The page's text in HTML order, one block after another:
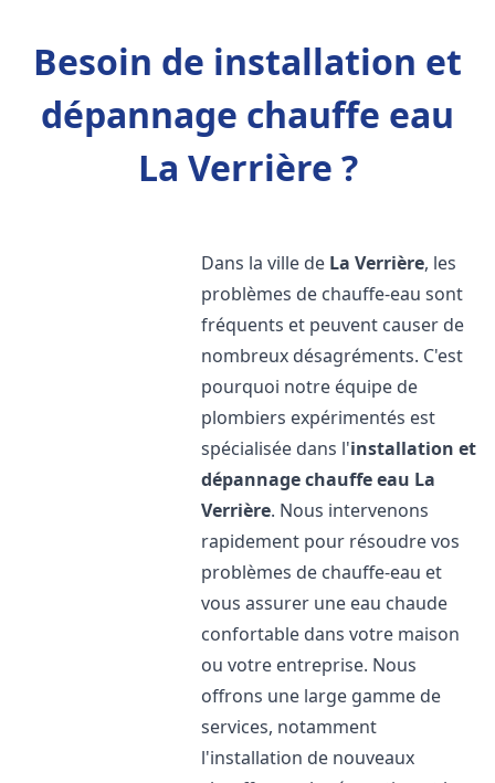
Besoin de installation et
dépannage chauffe eau
La Verrière ?
Dans la ville de La Verrière, les
problèmes de chauffe-eau sont
fréquents et peuvent causer de
nombreux désagréments. C'est
pourquoi notre équipe de
plombiers expérimentés est
spécialisée dans l'installation et
dépannage chauffe eau La
Verrière. Nous intervenons
rapidement pour résoudre vos
problèmes de chauffe-eau et
vous assurer une eau chaude
confortable dans votre maison
ou votre entreprise. Nous
offrons une large gamme de
services, notamment
l'installation de nouveaux